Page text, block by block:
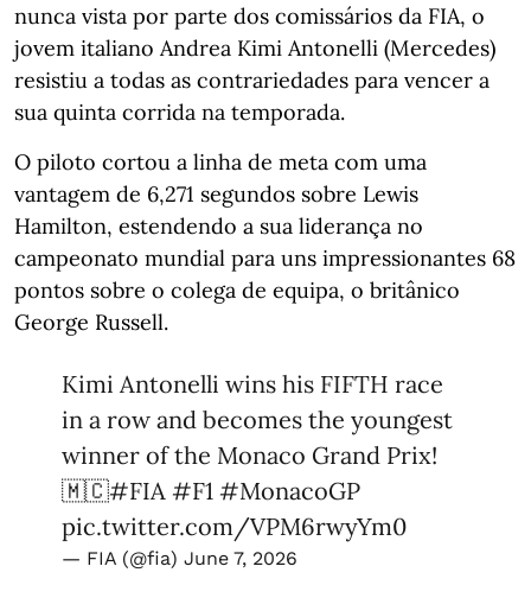
nunca vista por parte dos comissários da FIA, o
jovem italiano Andrea Kimi Antonelli (Mercedes)
resistiu a todas as contrariedades para vencer a
sua quinta corrida na temporada.
O piloto cortou a linha de meta com uma
vantagem de 6,271 segundos sobre Lewis
Hamilton, estendendo a sua liderança no
campeonato mundial para uns impressionantes 68
pontos sobre o colega de equipa, o britânico
George Russell.
Kimi Antonelli wins his FIFTH race
in a row and becomes the youngest
winner of the Monaco Grand Prix!
🇲🇨#FIA #F1 #MonacoGP
pic.twitter.com/VPM6rwyYm0
— FIA (@fia) June 7, 2026